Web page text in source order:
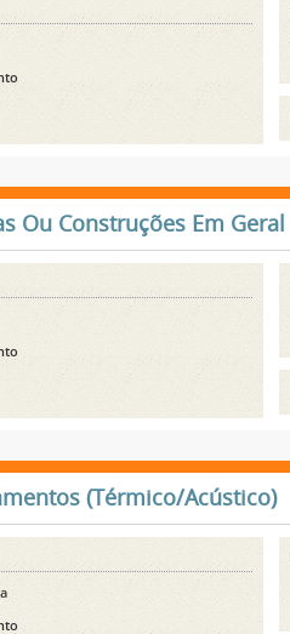
Ou Construções Em Geral
(Térmico/Acústico)